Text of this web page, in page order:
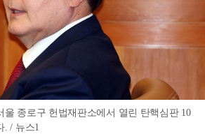
울 종로구 헌법재판소에서 열린 탄핵심판 10
. / 뉴스1